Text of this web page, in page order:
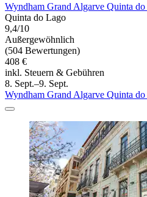
Wyndham Grand Algarve Quinta
Quinta do Lago
9,4/10
Außergewöhnlich
(504 Bewertungen)
408 €
inkl. Steuern & Gebühren
8. Sept.–9. Sept.
Wyndham Grand Algarve Quinta